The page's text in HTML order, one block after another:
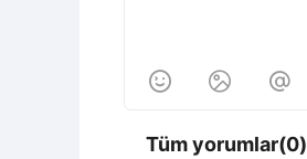
  
Tüm yorumlar(0)